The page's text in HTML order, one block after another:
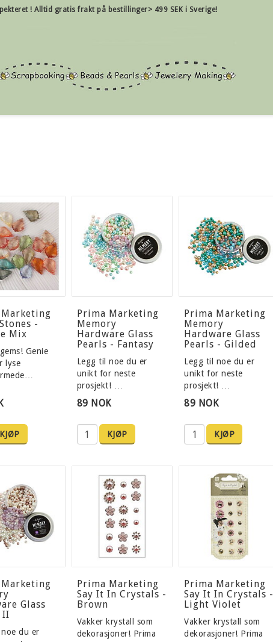
! Alltid gratis frakt på bestillinger> 499 SEK i Sverige!
Marketing
-
Mix
Genie
lyse
KJØP
Prima Marketing
Memory
Hardware Glass
Pearls - Fantasy
Legg til noe du er
unikt for neste
prosjekt! …
89 NOK
KJØP
Prima Marketing
Memory
Hardware Glass
Pearls - Gilded
Legg til noe du er
unikt for neste
prosjekt! …
89 NOK
KJØP
Glass
II
du er
Prima Marketing
Say It In Crystals -
Brown
Vakker krystall som
dekorasjoner! Prima
Prima Marketing
Say It In Crystals -
Light Violet
Vakker krystall som
dekorasjoner! Prima